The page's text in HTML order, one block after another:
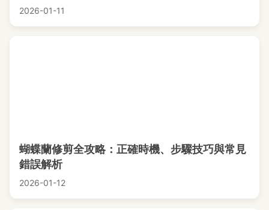
2026-01-11
蝴蝶蘭修剪全攻略：正確時機、步驟技巧與常見
錯誤解析
2026-01-12